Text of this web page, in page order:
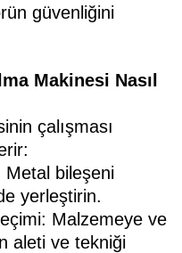
güvenliğini
Makinesi Nasıl
çalışması
Metal bileşeni
yerleştirin.
Malzemeye ve
aleti ve tekniği